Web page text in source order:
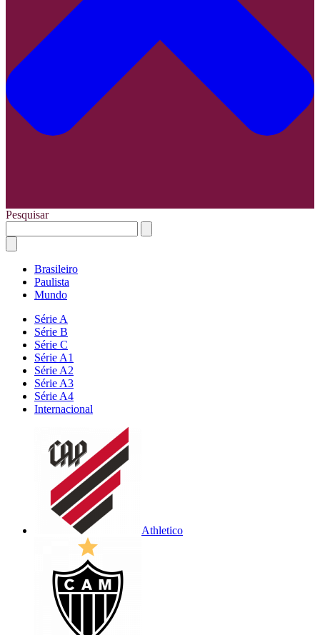
Pesquisar
Brasileiro
Paulista
Mundo
Série A
Série B
Série C
Série A1
Série A2
Série A3
Série A4
Internacional
Athletico